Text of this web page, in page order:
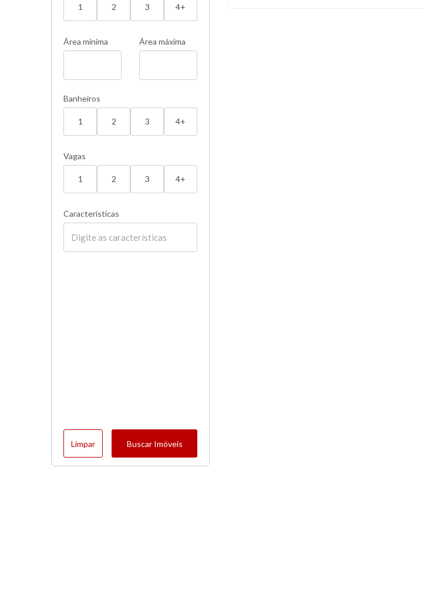
1 2 3 4+
Área mínima Área máxima
Banheiros
1 2 3 4+
Vagas
1 2 3 4+
Características
Limpar Buscar Imóveis